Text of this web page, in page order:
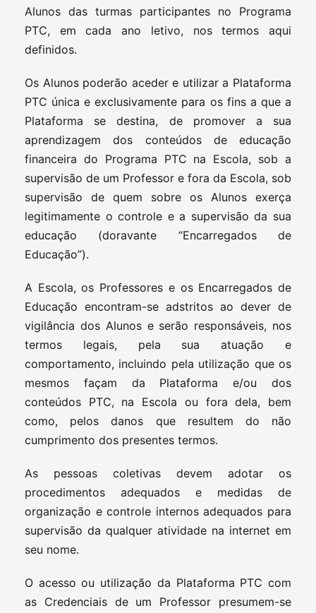
Alunos das turmas participantes no Programa
PTC, em cada ano letivo, nos termos aqui
definidos.
Os Alunos poderão aceder e utilizar a Plataforma
PTC única e exclusivamente para os fins a que a
Plataforma se destina, de promover a sua
aprendizagem dos conteúdos de educação
financeira do Programa PTC na Escola, sob a
supervisão de um Professor e fora da Escola, sob
supervisão de quem sobre os Alunos exerça
legitimamente o controle e a supervisão da sua
educação (doravante “Encarregados de
Educação”).
A Escola, os Professores e os Encarregados de
Educação encontram-se adstritos ao dever de
vigilância dos Alunos e serão responsáveis, nos
termos legais, pela sua atuação e
comportamento, incluindo pela utilização que os
mesmos façam da Plataforma e/ou dos
conteúdos PTC, na Escola ou fora dela, bem
como, pelos danos que resultem do não
cumprimento dos presentes termos.
As pessoas coletivas devem adotar os
procedimentos adequados e medidas de
organização e controle internos adequados para
supervisão da qualquer atividade na internet em
seu nome.
O acesso ou utilização da Plataforma PTC com
as Credenciais de um Professor presumem-se